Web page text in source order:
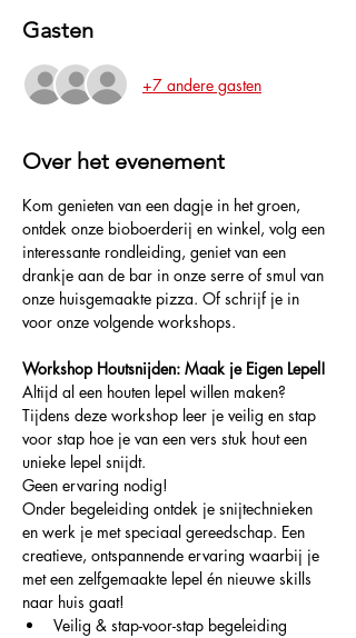
Gasten
+7 andere gasten
Over het evenement
Kom genieten van een dagje in het groen,
ontdek onze bioboerderij en winkel, volg een
interessante rondleiding, geniet van een
drankje aan de bar in onze serre of smul van
onze huisgemaakte pizza. Of schrijf je in
voor onze volgende workshops.
Workshop Houtsnijden: Maak je Eigen Lepel!
Altijd al een houten lepel willen maken?
Tijdens deze workshop leer je veilig en stap
voor stap hoe je van een vers stuk hout een
unieke lepel snijdt.
Geen ervaring nodig!
Onder begeleiding ontdek je snijtechnieken
en werk je met speciaal gereedschap. Een
creatieve, ontspannende ervaring waarbij je
met een zelfgemaakte lepel én nieuwe skills
naar huis gaat!
Veilig & stap-voor-stap begeleiding